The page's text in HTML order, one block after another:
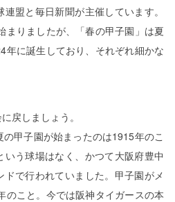
盟と毎日新聞が主催しています。
まりましたが、「春の甲子園」は夏
年に誕生しており、それぞれ細かな
戻しましょう。
甲子園が始まったのは1915年のこ
いう球場はなく、かつて大阪府豊中
で行われていました。甲子園がメ
のこと。今では阪神タイガースの本